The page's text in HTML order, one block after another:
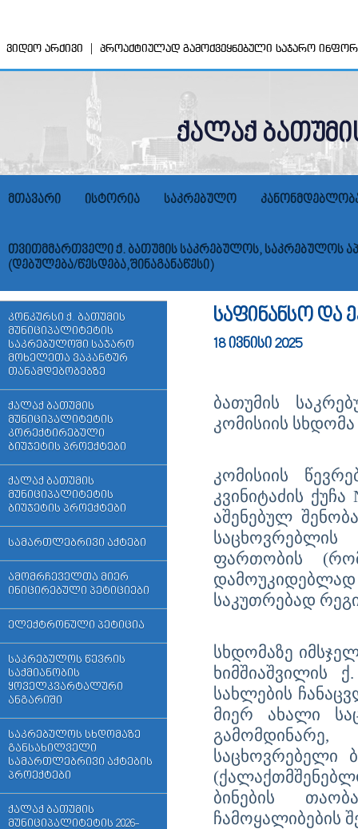
ვიდეო არქივი | პროაქტიულად გამოქვეყნებული საჯარო
ქალაქ
მთავარი ისტორია საკრებულო
თვითმმართველი ქ. ბათუმის საკრებულოს, საკრებულოს
(დებულება/წესდება,შინაგანაწესი)
კონკურსი ქ. ბათუმის
მუნიციპალიტეტის
საკრებულოში საჯარო
მოხელეთა ვაკანტურ
თანამდებობებზე
ქალაქ ბათუმის
მუნიციპალიტეტის
კორექტირებული
ბიუჯეტის პროექტები
ქალაქ ბათუმის
მუნიციპალიტეტის
ბიუჯეტის პროექტები
სამართლებრივი აქტები
ამომრჩეველთა მიერ
ინიცირებული პეტიციები
ელექტრონული პეტიცია
საკრებულოს წევრის
საქმიანობის
ყოველკვარტალური
ანგარიში
საკრებულოს სხდომაზე
განსახილველი
სამართლებრივი აქტების
პროექტები
ქალაქ ბათუმის
მუნიციპალიტეტის 2026-
საფინანსო და
18 ივნისი 2025
ბათუმის
კომისიის
კომისიის
კვინიტაძის
აშენებულ
ფართობის
საკუთრებად
სხდომაზე
ხიმშიაშვილის
სახლების
მიერ ახალი
საცხოვრებელი
ბინების
ჩამოყალიბების